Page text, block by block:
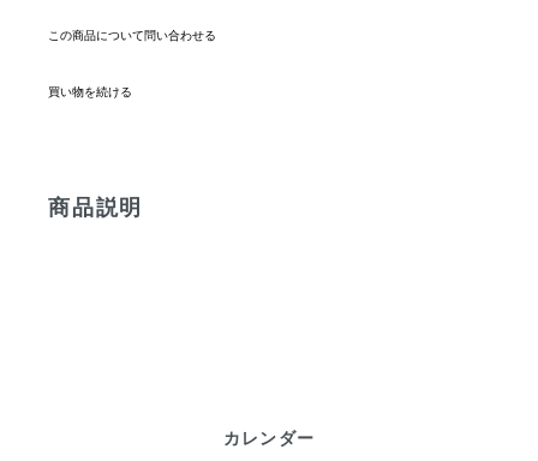
この商品について問い合わせる
買い物を続ける
商品説明
カレンダー